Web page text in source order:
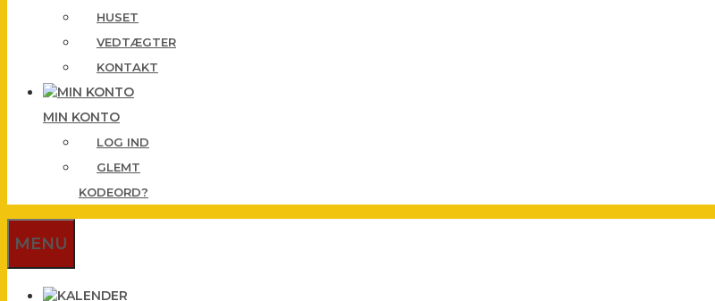
HUSET
VEDTÆGTER
KONTAKT
MIN KONTO
LOG IND
GLEMT
KODEORD?
MENU